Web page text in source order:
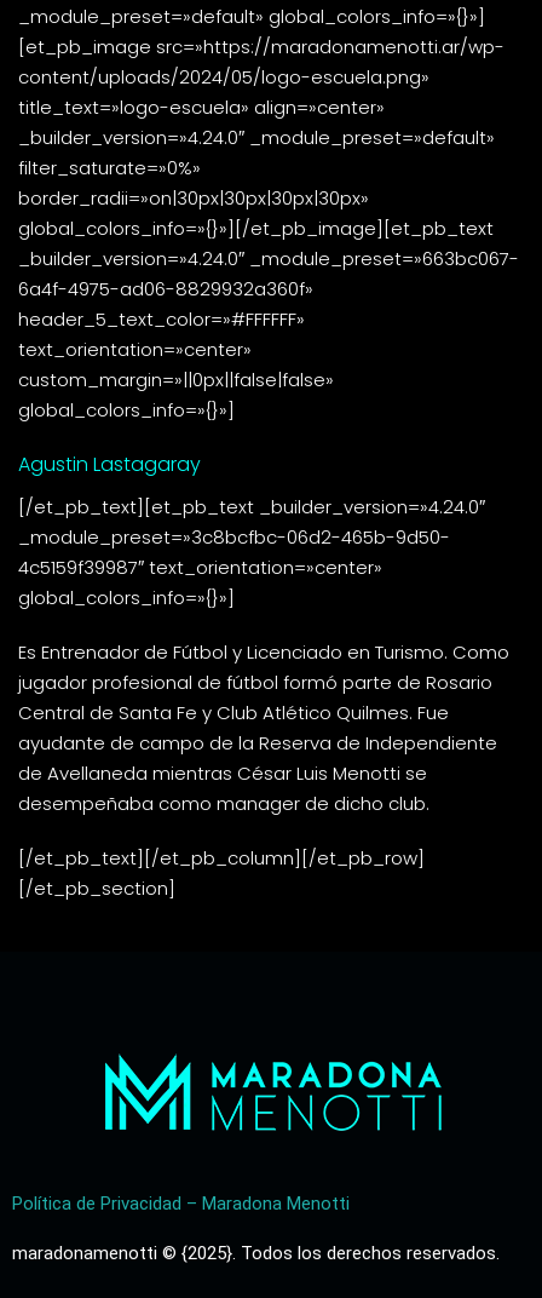
_module_preset=»default» global_colors_info=»{}»]
[et_pb_image src=»https://maradonamenotti.ar/wp-
content/uploads/2024/05/logo-escuela.png»
title_text=»logo-escuela» align=»center»
_builder_version=»4.24.0″ _module_preset=»default»
filter_saturate=»0%»
border_radii=»on|30px|30px|30px|30px»
global_colors_info=»{}»][/et_pb_image][et_pb_text
_builder_version=»4.24.0″ _module_preset=»663bc067-
6a4f-4975-ad06-8829932a360f»
header_5_text_color=»#FFFFFF»
text_orientation=»center»
custom_margin=»||0px||false|false»
global_colors_info=»{}»]
Agustin Lastagaray
[/et_pb_text][et_pb_text _builder_version=»4.24.0″
_module_preset=»3c8bcfbc-06d2-465b-9d50-
4c5159f39987″ text_orientation=»center»
global_colors_info=»{}»]
Es Entrenador de Fútbol y Licenciado en Turismo. Como
jugador profesional de fútbol formó parte de Rosario
Central de Santa Fe y Club Atlético Quilmes. Fue
ayudante de campo de la Reserva de Independiente
de Avellaneda mientras César Luis Menotti se
desempeñaba como manager de dicho club.
[/et_pb_text][/et_pb_column][/et_pb_row]
[/et_pb_section]
Política de Privacidad – Maradona Menotti
maradonamenotti © {2025}. Todos los derechos reservados.